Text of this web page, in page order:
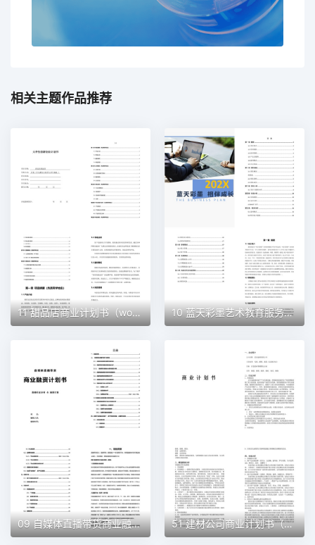
相关主题作品推荐
11 甜品店商业计划书（word+ppt配套）创业计划书word模板 10 蓝天彩墨艺术教育服务平台商业计划书（word+ppt配套）创业计划书word模板
09 自媒体直播带货商业融资计划书（word+ppt配套）创业计划书word模板 51 建材公司商业计划书（word+ppt配套）创业计划书word模板